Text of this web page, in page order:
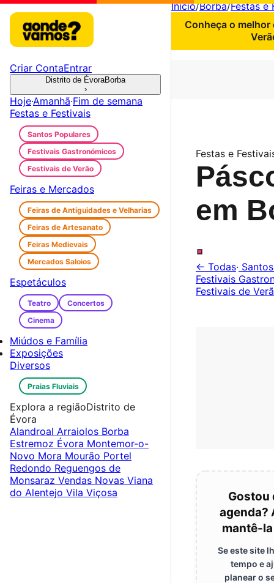
Início/Borba/Festas e
Conheça o melhor
Festas e
em
.
← Todas·
Festivais
Festivais de
Gostou
agenda?
mantê-
Se este site
tempo e
planear o
Criar ContaEntrar
Distrito de ÉvoraBorba
›
Hoje·Amanhã·Fim de semana
Festas e Festivais
Santos Populares
Festivais Gastronómicos
Festivais de Verão
Feiras e Mercados
Feiras de Antiguidades e Velharias
Feiras de Artesanato
Feiras Medievais
Mercados Saloios
Espetáculos
Teatro
Concertos
Cinema
Miúdos e Família
Exposições
Diversos
Praias Fluviais
Explora a regiãoDistrito de
Évora
Alandroal Arraiolos Borba
Estremoz Évora Montemor-o-
Novo Mora Mourão Portel
Redondo Reguengos de
Monsaraz Vendas Novas Viana
do Alentejo Vila Viçosa